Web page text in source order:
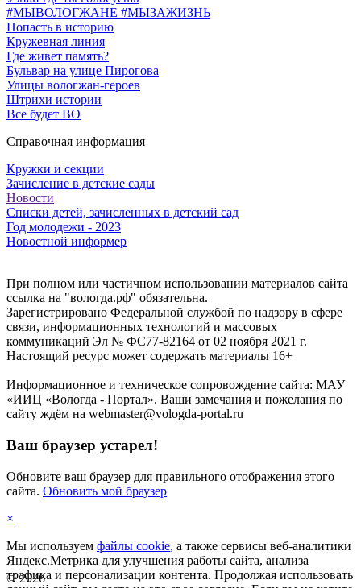
#МЫВОЛОГЖАНЕ #МЫЗАЖИЗНЬ
Попасть в историю
Кружевная линия
Где живет память?
Бульвар на улице Пирогова
Улицы вологжан-героев
Штрихи истории
Все будет ВО
Справочная информация
Кружки и секции
Зачисление в детские сады
Новости
Списки детей, зачисленных в детский сад
Год молодежи - 2023
©2026
Новостной информер
При полном или частичном использовании материалов сайта
ссылка на "вологда.рф" обязательна.
Зарегистрировано Федеральной службой по надзору в сфере
связи, информационных технологий и массовых
коммуникаций Эл № ФС77-82164 от 02 ноября 2021 г.
Настоящий ресурс может содержать материалы 16+
Информационное и техническое сопровождение сайта: МАУ
«ИИЦ «Вологда - Портал». Ваши замечания и пожелания по
сайту ждём на webmaster@vologda-portal.ru
Ваш браузер устарел!
Обновите ваш браузер для правильного отображения этого
сайта. Обновить мой браузер
×
Мы используем файлы cookie, а также сервисы веб-аналитики
Яндекс.Метрика для улучшения работы сайта, анализа
трафика и персонализации контента. Продолжая использовать